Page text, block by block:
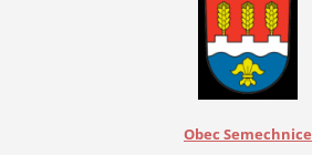
Obec Semechnice